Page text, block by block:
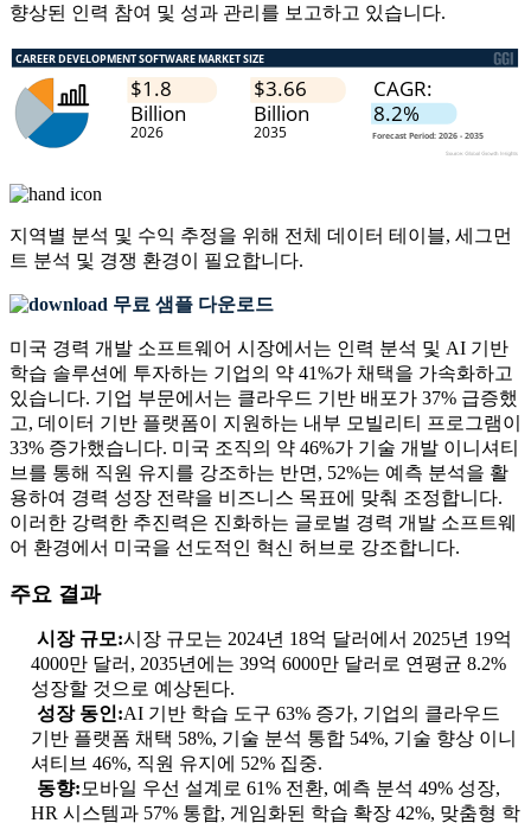
향상된 인력 참여 및 성과 관리를 보고하고 있습니다.
지역별 분석 및 수익 추정을 위해 전체 데이터 테이블, 세그먼
트 분석 및 경쟁 환경이 필요합니다.
무료 샘플 다운로드
미국 경력 개발 소프트웨어 시장에서는 인력 분석 및 AI 기반
학습 솔루션에 투자하는 기업의 약 41%가 채택을 가속화하고
있습니다. 기업 부문에서는 클라우드 기반 배포가 37% 급증했
고, 데이터 기반 플랫폼이 지원하는 내부 모빌리티 프로그램이
33% 증가했습니다. 미국 조직의 약 46%가 기술 개발 이니셔티
브를 통해 직원 유지를 강조하는 반면, 52%는 예측 분석을 활
용하여 경력 성장 전략을 비즈니스 목표에 맞춰 조정합니다.
이러한 강력한 추진력은 진화하는 글로벌 경력 개발 소프트웨
어 환경에서 미국을 선도적인 혁신 허브로 강조합니다.
주요 결과
시장 규모:시장 규모는 2024년 18억 달러에서 2025년 19억
4000만 달러, 2035년에는 39억 6000만 달러로 연평균 8.2%
성장할 것으로 예상된다.
성장 동인:AI 기반 학습 도구 63% 증가, 기업의 클라우드
기반 플랫폼 채택 58%, 기술 분석 통합 54%, 기술 향상 이니
셔티브 46%, 직원 유지에 52% 집중.
동향: 모바일 우선 설계로 61% 전환, 예측 분석 49% 성장,
HR 시스템과 57% 통합, 게임화된 학습 확장 42%, 맞춤형 학